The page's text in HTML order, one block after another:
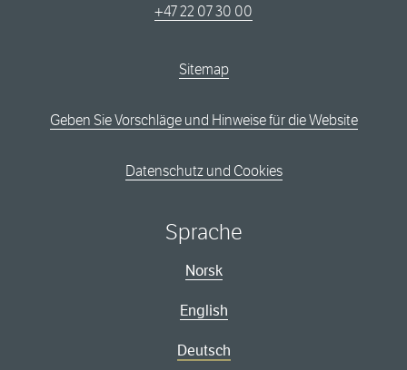
+47 22 07 30 00
Sitemap
Geben Sie Vorschläge und Hinweise für die Website
Datenschutz und Cookies
Sprache
Norsk
English
Deutsch